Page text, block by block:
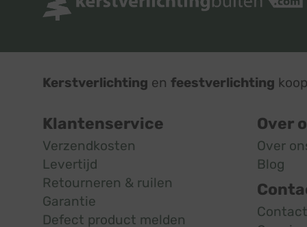
Kerstverlichting en feestverlichting
Klantenservice
Verzendkosten
Levertijd
Retourneren & ruilen
Garantie
Defect product melden
Over
Over
Blog